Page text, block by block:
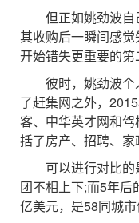
但正如姚劲波自
其收购后一瞬间感
开始错失更重要的
彼时，姚劲波个
了赶集网之外，
客、中华英才网和
括了房产、招聘、家
可以进行对比的
团不相上下;而5年后
亿美元，是58同城市